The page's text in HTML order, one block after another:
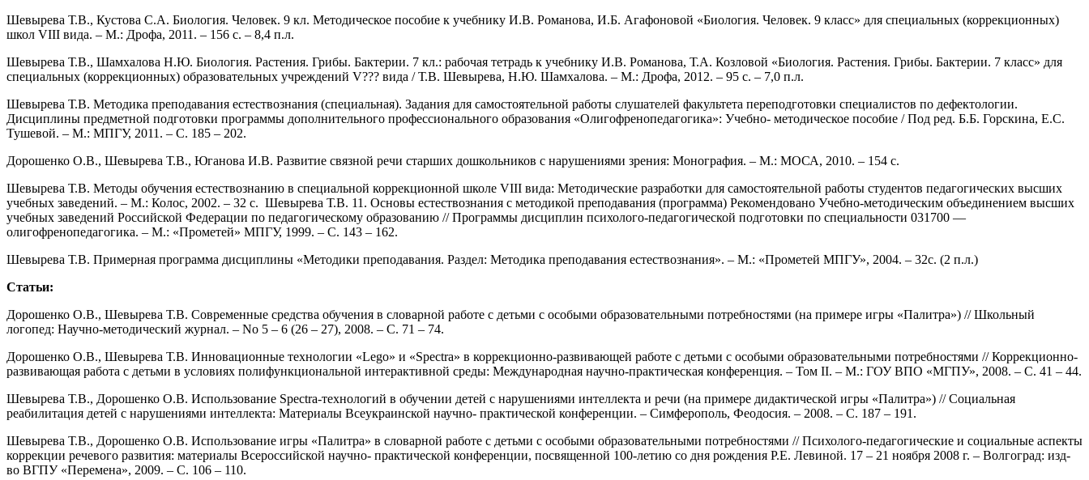
Шевырева Т.В., Кустова С.А. Биология. Человек. 9 кл. Методическое пособие к учебнику И.В. Романова, И.Б. Агафоновой «Биология. Человек. 9 класс» для специальных (коррекционных)
школ VIII вида. – М.: Дрофа, 2011. – 156 с. – 8,4 п.л.
Шевырева Т.В., Шамхалова Н.Ю. Биология. Растения. Грибы. Бактерии. 7 кл.: рабочая тетрадь к учебнику И.В. Романова, Т.А. Козловой «Биология. Растения. Грибы. Бактерии. 7 класс» для
специальных (коррекционных) образовательных учреждений V??? вида / Т.В. Шевырева, Н.Ю. Шамхалова. – М.: Дрофа, 2012. – 95 с. – 7,0 п.л.
Шевырева Т.В. Методика преподавания естествознания (специальная). Задания для самостоятельной работы слушателей факультета переподготовки специалистов по дефектологии.
Дисциплины предметной подготовки программы дополнительного профессионального образования «Олигофренопедагогика»: Учебно- методическое пособие / Под ред. Б.Б. Горскина, Е.С.
Тушевой. – М.: МПГУ, 2011. – С. 185 – 202.
Дорошенко О.В., Шевырева Т.В., Юганова И.В. Развитие связной речи старших дошкольников с нарушениями зрения: Монография. – М.: МОСА, 2010. – 154 с.
Шевырева Т.В. Методы обучения естествознанию в специальной коррекционной школе VIII вида: Методические разработки для самостоятельной работы студентов педагогических высших
учебных заведений. – М.: Колос, 2002. – 32 c. Шевырева Т.В. 11. Основы естествознания с методикой преподавания (программа) Рекомендовано Учебно-методическим объединением высших
учебных заведений Российской Федерации по педагогическому образованию // Программы дисциплин психолого-педагогической подготовки по специальности 031700 —
олигофренопедагогика. – М.: «Прометей» МПГУ, 1999. – С. 143 – 162.
Шевырева Т.В. Примерная программа дисциплины «Методики преподавания. Раздел: Методика преподавания естествознания». – М.: «Прометей МПГУ», 2004. – 32с. (2 п.л.)
Статьи:
Дорошенко О.В., Шевырева Т.В. Современные средства обучения в словарной работе с детьми с особыми образовательными потребностями (на примере игры «Палитра») // Школьный
логопед: Научно-методический журнал. – No 5 – 6 (26 – 27), 2008. – С. 71 – 74.
Дорошенко О.В., Шевырева Т.В. Инновационные технологии «Lego» и «Spectra» в коррекционно-развивающей работе с детьми с особыми образовательными потребностями // Коррекционно-
развивающая работа с детьми в условиях полифункциональной интерактивной среды: Международная научно-практическая конференция. – Том II. – М.: ГОУ ВПО «МГПУ», 2008. – С. 41 – 44.
Шевырева Т.В., Дорошенко О.В. Использование Spectra-технологий в обучении детей с нарушениями интеллекта и речи (на примере дидактической игры «Палитра») // Социальная
реабилитация детей с нарушениями интеллекта: Материалы Всеукраинской научно- практической конференции. – Симферополь, Феодосия. – 2008. – С. 187 – 191.
Шевырева Т.В., Дорошенко О.В. Использование игры «Палитра» в словарной работе с детьми с особыми образовательными потребностями // Психолого-педагогические и социальные аспекты
коррекции речевого развития: материалы Всероссийской научно- практической конференции, посвященной 100-летию со дня рождения Р.Е. Левиной. 17 – 21 ноября 2008 г. – Волгоград: изд-
во ВГПУ «Перемена», 2009. – С. 106 – 110.